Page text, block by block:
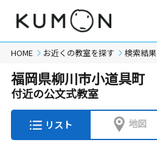
HOME お近くの教室を探す 検索結果
福岡県柳川市小道具町
付近の公文式教室
リスト 地図